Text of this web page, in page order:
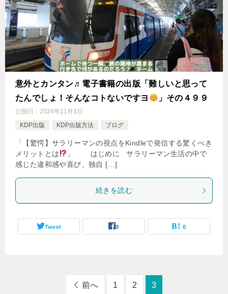
意外とカンタン♬電子書籍の出版「難しいと思って
たんでしょ！そんなコトないですヨ
」その４９９
公開日： 2024年11月1日
KDP出版
KDP出版方法 ブログ
「【驚愕】サラリーマンの視点をKindleで発信する驚くべき
メリットとは
」 はじめに サラリーマン生活の中で
感じた違和感や喜び、独自 […]
続きを読む
Tweet 0 0
前へ 1 2 3